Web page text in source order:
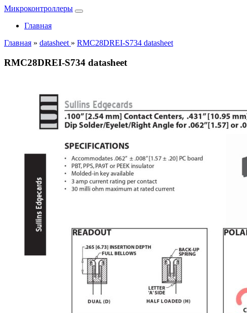
Микроконтроллеры
Главная
Главная » datasheet » RMC28DREI-S734 datasheet
RMC28DREI-S734 datasheet